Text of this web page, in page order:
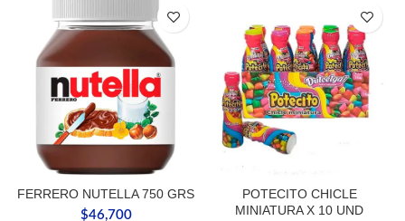
FERRERO NUTELLA 750 GRS
$46,700
POTECITO CHICLE
MINIATURA X 10 UND